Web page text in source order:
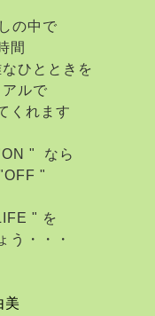
の中で
間
ひとときを
ルで
くれます
" なら
"
" を
う・・・
美